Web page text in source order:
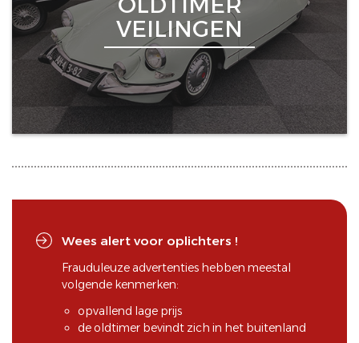
VEILINGEN
Wees alert voor oplichters !
Frauduleuze advertenties hebben meestal
volgende kenmerken:
opvallend lage prijs
de oldtimer bevindt zich in het buitenland